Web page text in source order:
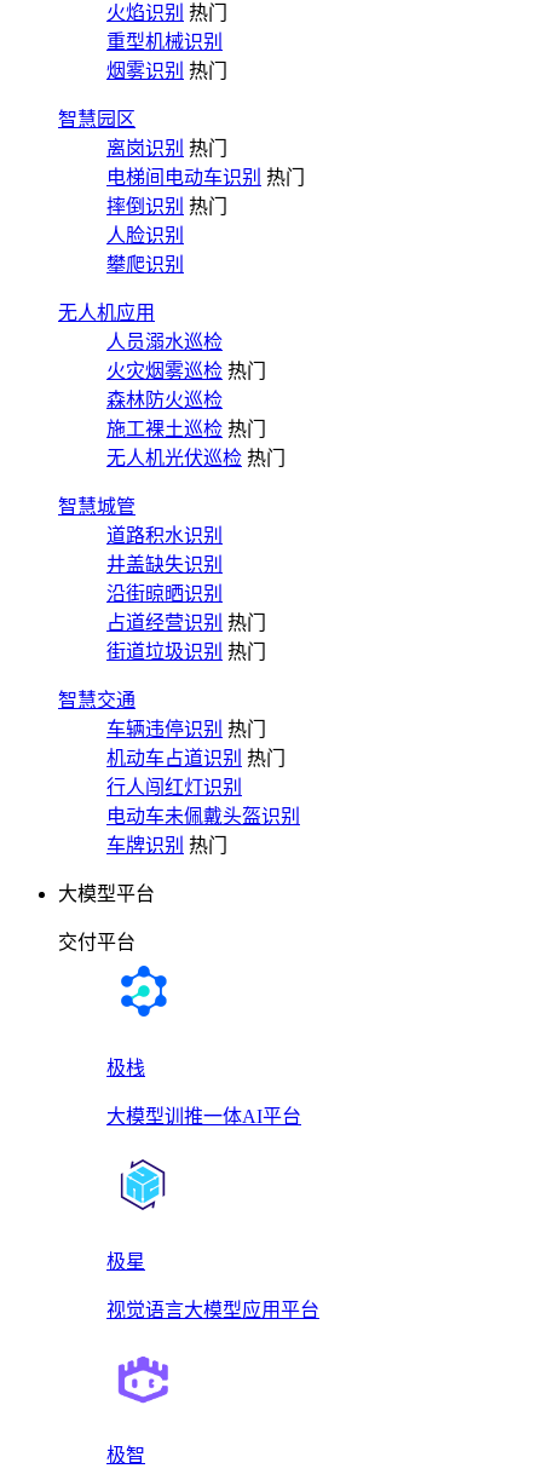
火焰识别 热门
重型机械识别
烟雾识别 热门
智慧园区
离岗识别 热门
电梯间电动车识别 热门
摔倒识别 热门
人脸识别
攀爬识别
无人机应用
人员溺水巡检
火灾烟雾巡检 热门
森林防火巡检
施工裸土巡检 热门
无人机光伏巡检 热门
智慧城管
道路积水识别
井盖缺失识别
沿街晾晒识别
占道经营识别 热门
街道垃圾识别 热门
智慧交通
车辆违停识别 热门
机动车占道识别 热门
行人闯红灯识别
电动车未佩戴头盔识别
车牌识别 热门
大模型平台
交付平台
极栈
大模型训推一体AI平台
极星
视觉语言大模型应用平台
极智